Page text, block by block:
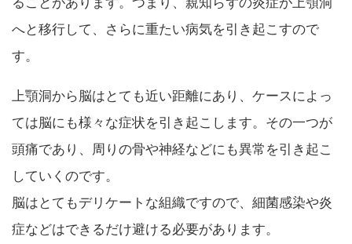
へと移行して、さらに重たい病気を引き起こすので
す。
上顎洞から脳はとても近い距離にあり、ケースによっ
ては脳にも様々な症状を引き起こします。その一つが
頭痛であり、周りの骨や神経などにも異常を引き起こ
していくのです。
脳はとてもデリケートな組織ですので、細菌感染や炎
症などはできるだけ避ける必要があります。